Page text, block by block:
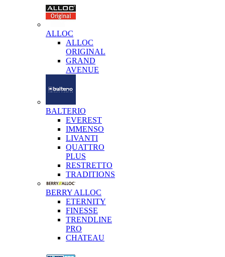
ALLOC
ALLOC
ORIGINAL
GRAND
AVENUE
BALTERIO
EVEREST
IMMENSO
LIVANTI
QUATTRO
PLUS
RESTRETTO
TRADITIONS
BERRY ALLOC
ETERNITY
FINESSE
TRENDLINE
PRO
CHATEAU